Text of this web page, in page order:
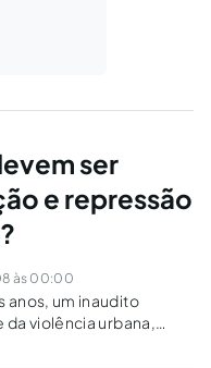
ser
e repressão
às 00:00
anos, um inaudito
violência urbana,